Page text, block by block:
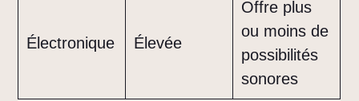
Électronique Élevée
Offre plus
ou moins de
possibilités
sonores